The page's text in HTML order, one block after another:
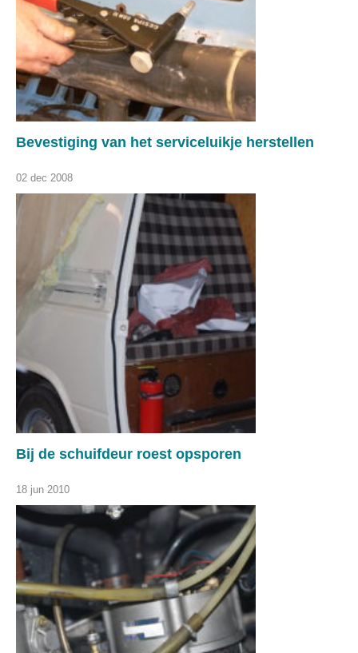
Bevestiging van het serviceluikje herstellen
02 dec 2008
Bij de schuifdeur roest opsporen
18 jun 2010